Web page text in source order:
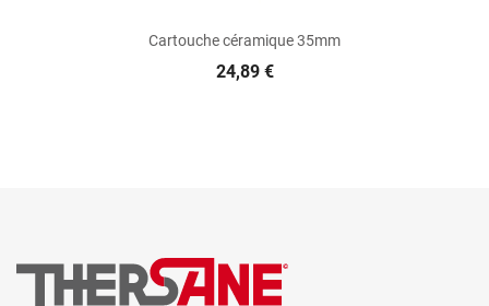
Cartouche céramique 35mm
24,89 €